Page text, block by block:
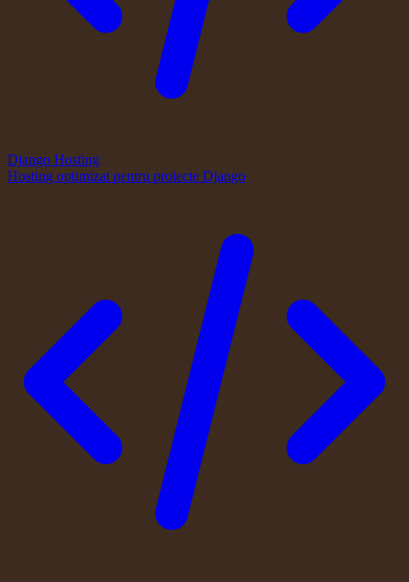
Django Hosting
Hosting optimizat pentru proiecte Django